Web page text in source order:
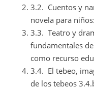
3.2. Cuentos y
novela para
3.3. Teatro y
fundamentales
como recurso
3.4. El tebeo,
de los tebeos